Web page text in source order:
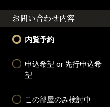
お問い合わせ内容
内覧予約
申込希望 or 先行申込希
望
この部屋のみ検討中